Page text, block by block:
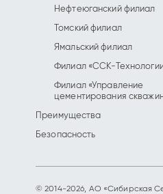
Нефтеюганский филиал
Томский филиал
Ямальский филиал
Филиал «ССК-
Филиал «Управление
цементирования
Преимущества
Безопасность
© 2014-2026, АО «Сибирская